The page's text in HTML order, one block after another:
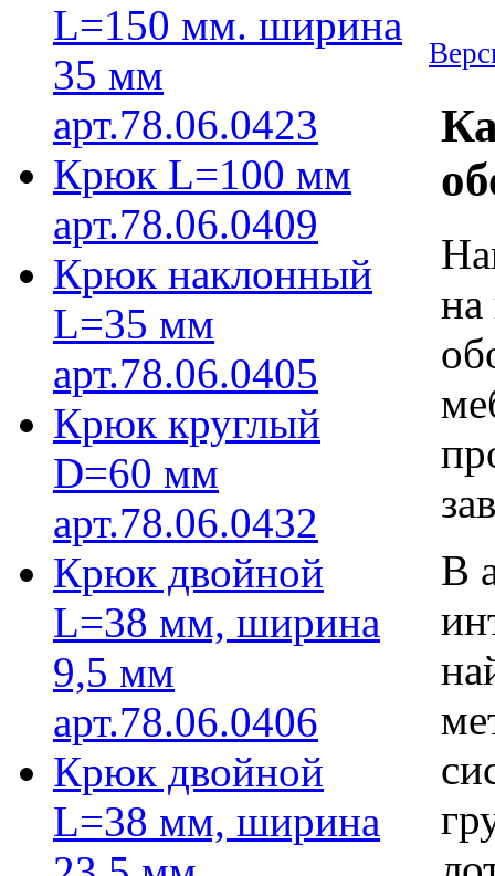
L=150 мм. ширина
35 мм
арт.78.06.0423
Крюк L=100 мм
арт.78.06.0409
Крюк наклонный
L=35 мм
арт.78.06.0405
Крюк круглый
D=60 мм
арт.78.06.0432
Крюк двойной
L=38 мм, ширина
9,5 мм
арт.78.06.0406
Крюк двойной
L=38 мм, ширина
на
В